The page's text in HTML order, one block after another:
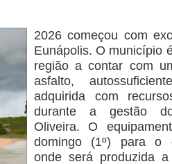
2026 começou com
Eunápolis. O município
região a contar com
asfalto,
adquirida com
durante a gestão
Oliveira. O
domingo (1º) para o
onde será produzida